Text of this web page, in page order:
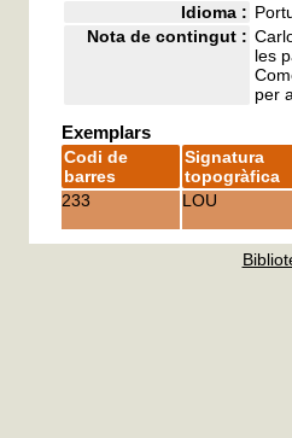
Idioma :
Nota de contingut :
les
per
Exemplars
Codi de
barres
Signatura
topogràfica
233
LOU